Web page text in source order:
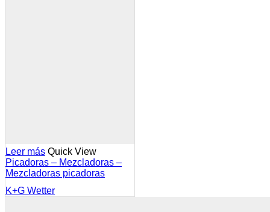
Leer más Quick View
Picadoras – Mezcladoras –
Mezcladoras picadoras
K+G Wetter